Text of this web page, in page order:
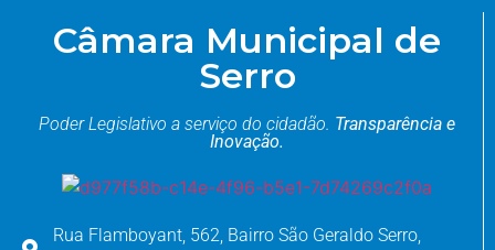
Câmara Municipal de
Serro
Poder Legislativo a serviço do cidadão. Transparência e
Inovação.
Rua Flamboyant, 562, Bairro São Geraldo Serro,